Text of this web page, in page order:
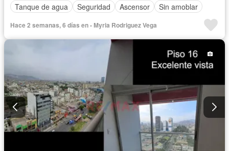
Tanque de agua
Seguridad Ascensor Sin amoblar
Hace 2 semanas, 6 días en - Myria Rodriguez Vega